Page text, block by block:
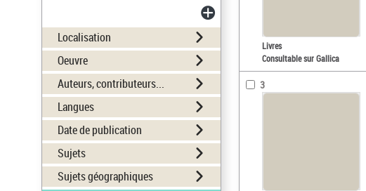
Localisation
Oeuvre
Auteurs, contributeurs...
Langues
Date de publication
Sujets
Sujets géographiques
Livres
Consultable sur Gallica
3